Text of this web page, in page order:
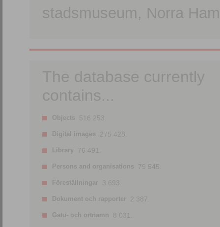
stadsmuseum, Norra
The database currently
contains...
Objects 516 253.
Digital images 275 428.
Library 76 491.
Persons and organisations 79 545.
Föreställningar 3 693.
Dokument och rapporter 2 387.
Gatu- och ortnamn 8 031.